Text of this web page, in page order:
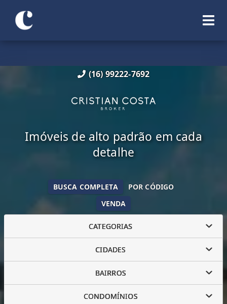
(16) 99222-7692
Imóveis de alto padrão em cada
detalhe
VENDA
BUSCA COMPLETA POR CÓDIGO
CATEGORIAS
CIDADES
BAIRROS
CONDOMÍNIOS